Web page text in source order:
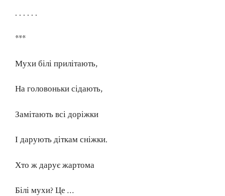
. . . . . .
***
Мухи білі прилітають,
На головоньки сідають,
Замітають всі доріжки
І дарують діткам сніжки.
Хто ж дарує жартома
Білі мухи? Це …